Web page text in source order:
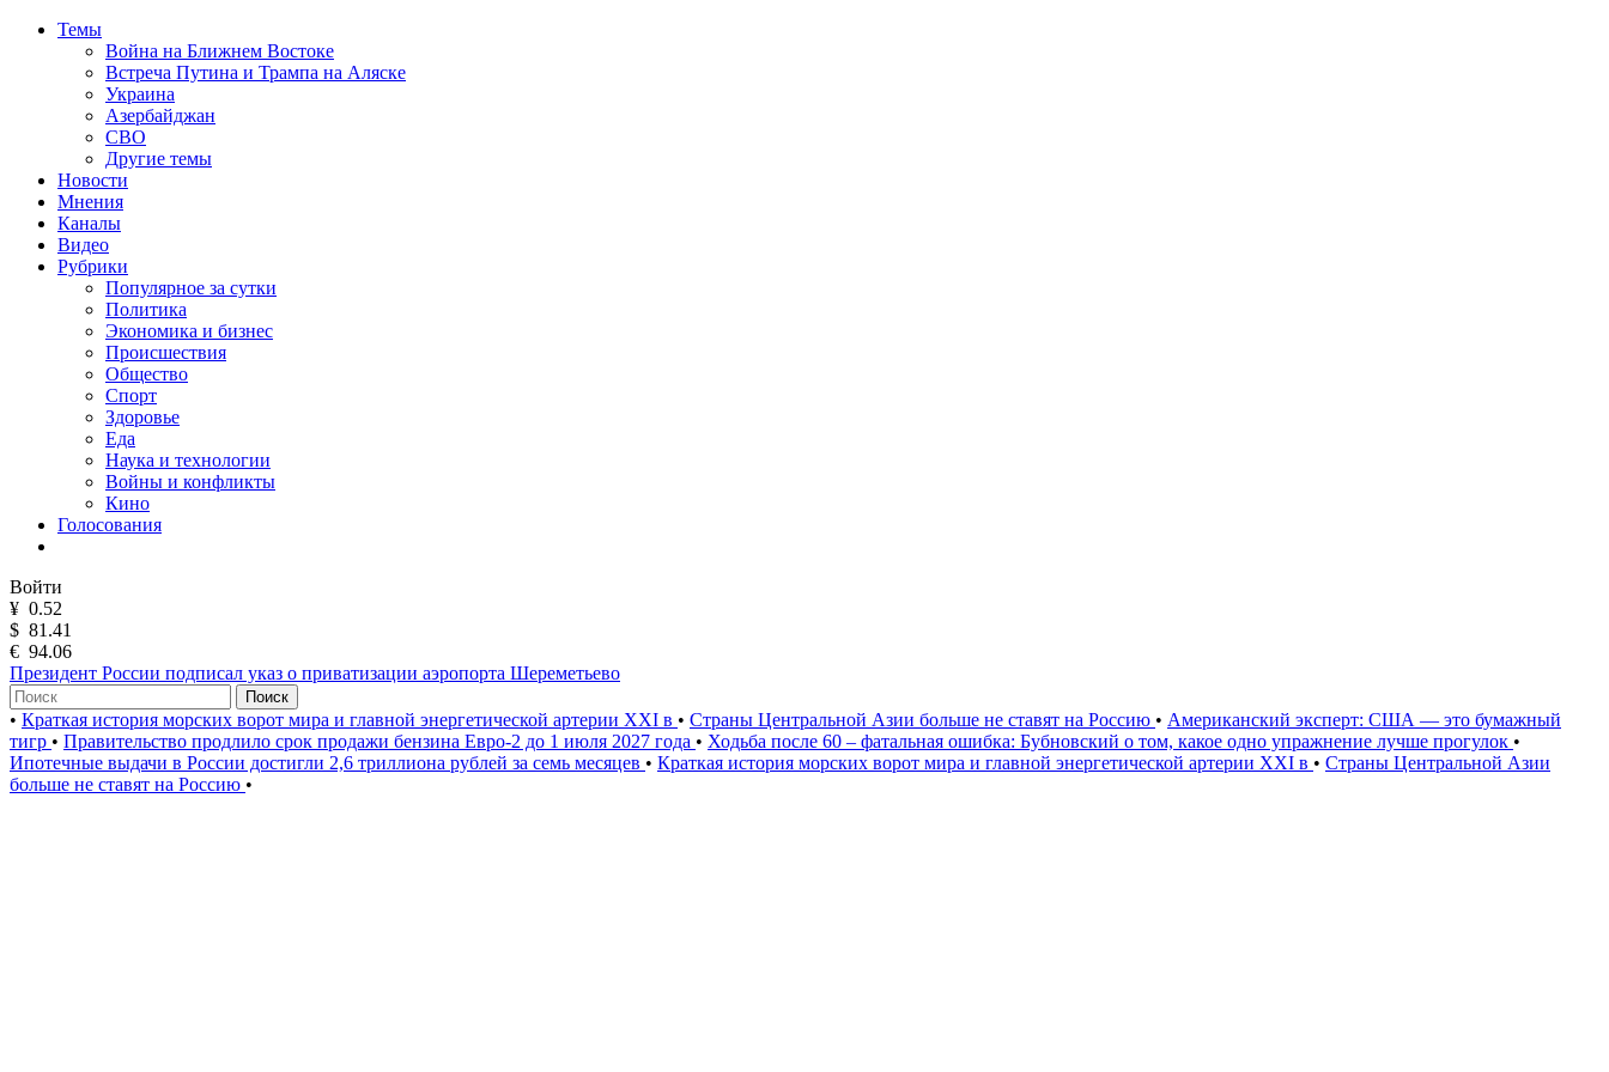
Темы
Война на Ближнем Востоке
Встреча Путина и Трампа на Аляске
Украина
Азербайджан
СВО
Другие темы
Новости
Мнения
Каналы
Видео
Рубрики
Популярное за сутки
Политика
Экономика и бизнес
Происшествия
Общество
Спорт
Здоровье
Еда
Наука и технологии
Войны и конфликты
Кино
Голосования
Войти
¥ 0.52
$ 81.41
€ 94.06
Президент России подписал указ о приватизации аэропорта Шереметьево
Поиск
• Краткая история морских ворот мира и главной энергетической артерии XXI в • Страны Центральной Азии больше не ставят на Россию • Американский эксперт: США — это бумажный
тигр • Правительство продлило срок продажи бензина Евро-2 до 1 июля 2027 года • Ходьба после 60 – фатальная ошибка: Бубновский о том, какое одно упражнение лучше прогулок •
Ипотечные выдачи в России достигли 2,6 триллиона рублей за семь месяцев • Краткая история морских ворот мира и главной энергетической артерии XXI в • Страны Центральной Азии
больше не ставят на Россию •